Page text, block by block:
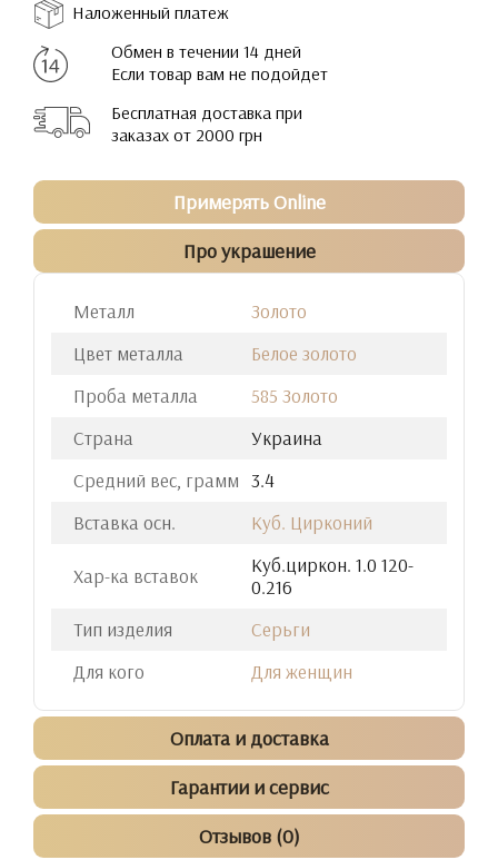
Наложенный платеж
Обмен в течении 14 дней
Если товар вам не подойдет
Бесплатная доставка при
заказах от 2000 грн
Примерять Online
Про украшение
Металл
Золото
Цвет металла
Белое золото
Проба металла
585 Золото
Страна
Украина
Средний вес, грамм 3.4
Вставка осн.
Куб. Цирконий
Хар-ка вставок
Куб.циркон. 1.0 120-
0.216
Тип изделия
Серьги
Для кого
Для женщин
Оплата и доставка
Гарантии и сервис
Отзывов (0)